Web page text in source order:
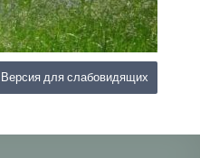
Версия для слабовидящих